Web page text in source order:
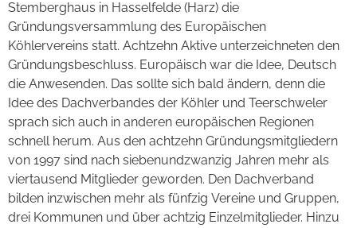
Stemberghaus in Hasselfelde (Harz) die
Gründungsversammlung des Europäischen
Köhlervereins statt. Achtzehn Aktive unterzeichneten den
Gründungsbeschluss. Europäisch war die Idee, Deutsch
die Anwesenden. Das sollte sich bald ändern, denn die
Idee des Dachverbandes der Köhler und Teerschweler
sprach sich auch in anderen europäischen Regionen
schnell herum. Aus den achtzehn Gründungsmitgliedern
von 1997 sind nach siebenundzwanzig Jahren mehr als
viertausend Mitglieder geworden. Den Dachverband
bilden inzwischen mehr als fünfzig Vereine und Gruppen,
drei Kommunen und über achtzig Einzelmitglieder. Hinzu